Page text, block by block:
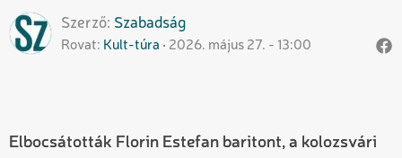
Szerző Szabadság
Rovat Kult-túra 2026. május 27. - 13:00
Elbocsátották Florin Estefan baritont, a kolozsvári